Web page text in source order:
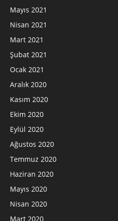
Mayıs 2021
Nisan 2021
Mart 2021
Şubat 2021
Ocak 2021
Aralık 2020
Kasım 2020
Ekim 2020
Eylül 2020
Ağustos 2020
Temmuz 2020
Haziran 2020
Mayıs 2020
Nisan 2020
Mart 2020